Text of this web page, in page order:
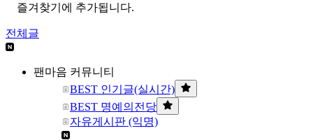
즐겨찾기에 추가됩니다.
전체글
팬마음 커뮤니티
BEST 인기글(실시간)
BEST 명예의전당
자유게시판 (익명)